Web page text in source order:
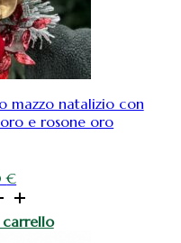
mazzo natalizio con
e rosone oro
€